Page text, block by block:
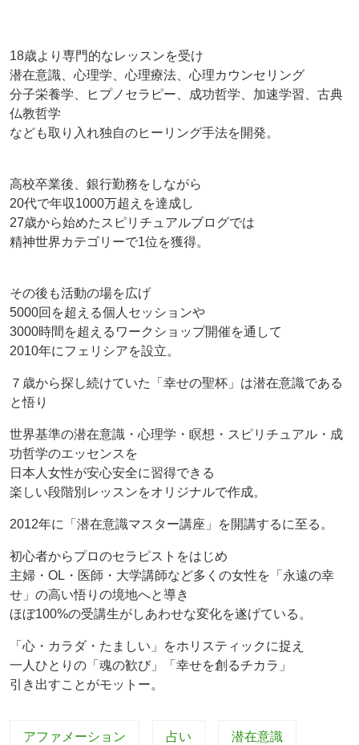
18歳より専門的なレッスンを受け
潜在意識、心理学、心理療法、心理カウンセリング
分子栄養学、ヒプノセラピー、成功哲学、加速学習、古典
仏教哲学
なども取り入れ独自のヒーリング手法を開発。
高校卒業後、銀行勤務をしながら
20代で年収1000万超えを達成し
27歳から始めたスピリチュアルブログでは
精神世界カテゴリーで1位を獲得。
その後も活動の場を広げ
5000回を超える個人セッションや
3000時間を超えるワークショップ開催を通して
2010年にフェリシアを設立。
７歳から探し続けていた「幸せの聖杯」は潜在意識である
と悟り
世界基準の潜在意識・心理学・瞑想・スピリチュアル・成
功哲学のエッセンスを
日本人女性が安心安全に習得できる
楽しい段階別レッスンをオリジナルで作成。
2012年に「潜在意識マスター講座」を開講するに至る。
初心者からプロのセラピストをはじめ
主婦・OL・医師・大学講師など多くの女性を「永遠の幸
せ」の高い悟りの境地へと導き
ほぼ100%の受講生がしあわせな変化を遂げている。
「心・カラダ・たましい」をホリスティックに捉え
一人ひとりの「魂の歓び」「幸せを創るチカラ」
引き出すことがモットー。
アファメーション 占い 潜在意識